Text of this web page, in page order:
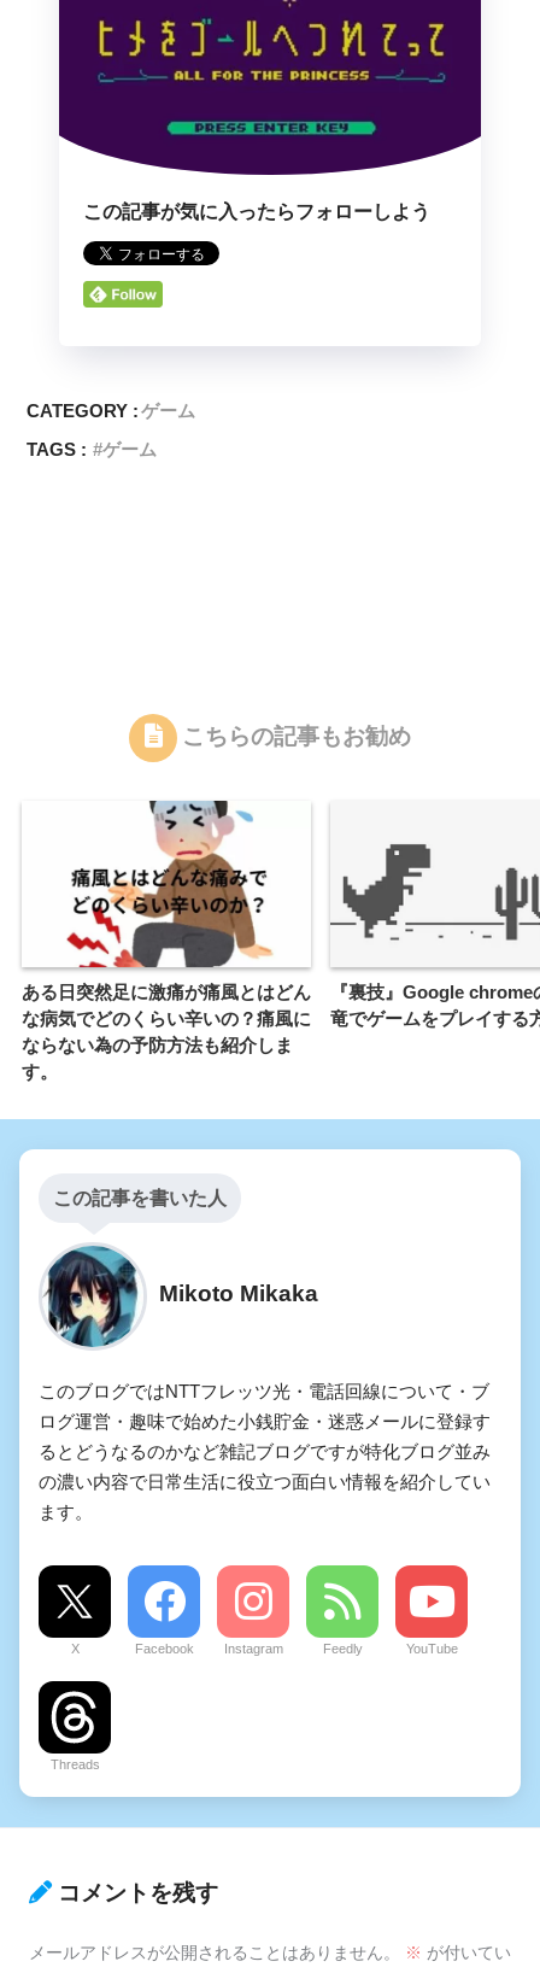
この記事が気に入ったらフォローしよう
CATEGORY :ゲーム
TAGS :
ゲーム
こちらの記事もお勧め
ある日突然足に激痛が痛風とはどん
な病気でどのくらい辛いの？痛風に
ならない為の予防方法も紹介しま
す。
『裏技』Google chrome
竜でゲームをプレイする
この記事を書いた人
Mikoto Mikaka
このブログではNTTフレッツ光・電話回線について・ブ
ログ運営・趣味で始めた小銭貯金・迷惑メールに登録す
るとどうなるのかなど雑記ブログですが特化ブログ並み
の濃い内容で日常生活に役立つ面白い情報を紹介してい
ます。
X Facebook Instagram Feedly YouTube
Threads
コメントを残す
メールアドレスが公開されることはありません。 ※ が付いてい